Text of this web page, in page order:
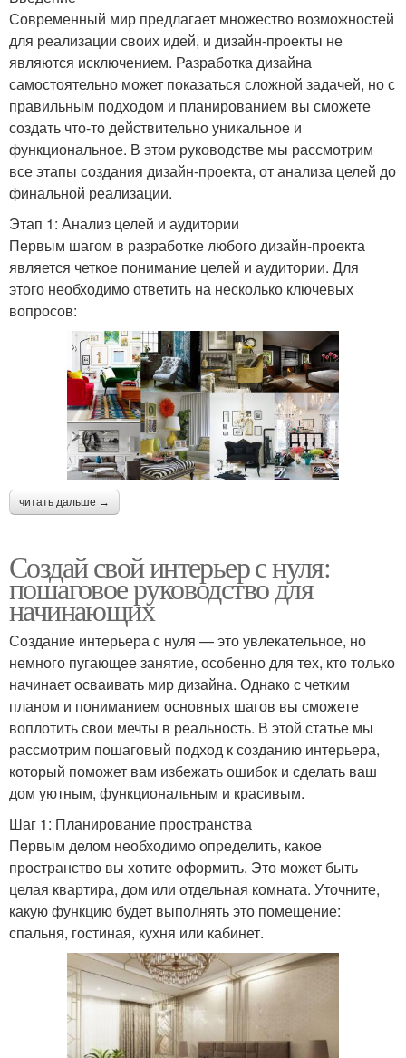
Современный мир предлагает множество возможностей
для реализации своих идей, и дизайн-проекты не
являются исключением. Разработка дизайна
самостоятельно может показаться сложной задачей, но с
правильным подходом и планированием вы сможете
создать что-то действительно уникальное и
функциональное. В этом руководстве мы рассмотрим
все этапы создания дизайн-проекта, от анализа целей до
финальной реализации.
Этап 1: Анализ целей и аудитории
Первым шагом в разработке любого дизайн-проекта
является четкое понимание целей и аудитории. Для
этого необходимо ответить на несколько ключевых
вопросов:
читать дальше →
Создай свой интерьер с нуля:
пошаговое руководство для
начинающих
Создание интерьера с нуля — это увлекательное, но
немного пугающее занятие, особенно для тех, кто только
начинает осваивать мир дизайна. Однако с четким
планом и пониманием основных шагов вы сможете
воплотить свои мечты в реальность. В этой статье мы
рассмотрим пошаговый подход к созданию интерьера,
который поможет вам избежать ошибок и сделать ваш
дом уютным, функциональным и красивым.
Шаг 1: Планирование пространства
Первым делом необходимо определить, какое
пространство вы хотите оформить. Это может быть
целая квартира, дом или отдельная комната. Уточните,
какую функцию будет выполнять это помещение:
спальня, гостиная, кухня или кабинет.